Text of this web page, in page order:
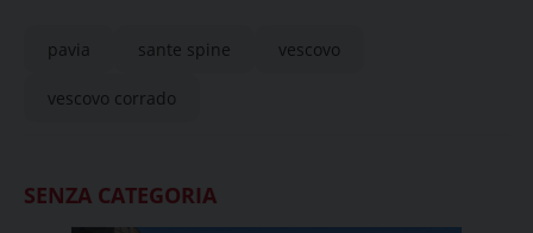
pavia sante spine vescovo
vescovo corrado
SENZA CATEGORIA